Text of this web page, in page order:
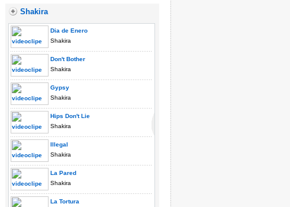
Shakira
Dia de Enero
Shakira
Don't Bother
Shakira
Gypsy
Shakira
Hips Don't Lie
Shakira
Illegal
Shakira
La Pared
Shakira
La Tortura